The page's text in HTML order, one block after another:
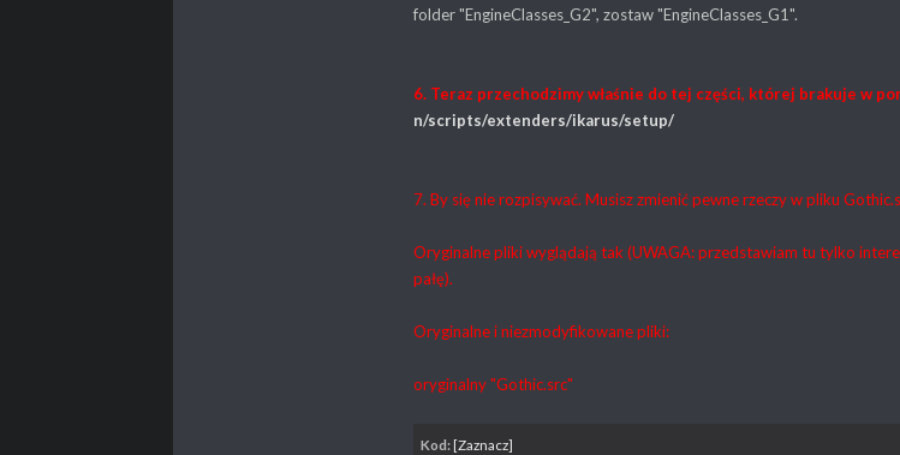
folder "EngineClasses_G2", zostaw "EngineClasses_G1".
6. Teraz przechodzimy właśnie do tej części, której brakuje w
n/scripts/extenders/ikarus/setup/
7. By się nie rozpisywać. Musisz zmienić pewne rzeczy w pliku
Oryginalne pliki wyglądają tak (UWAGA: przedstawiam tu tylko
pałę).
Oryginalne i niezmodyfikowane pliki:
oryginalny "Gothic.src"
Kod: [Zaznacz]